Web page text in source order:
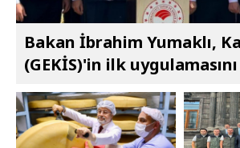
Bakan İbrahim Yumaklı,
(GEKİS)'in ilk